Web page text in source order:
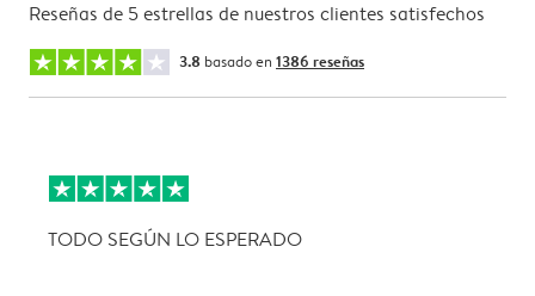
Reseñas de 5 estrellas de nuestros clientes satisfechos
3.8 basado en 1386 reseñas
TODO SEGÚN LO ESPERADO